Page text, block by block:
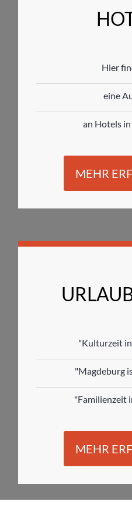
Hier
eine
an Hotels
MEHR
"Kulturzeit
"Magdeburg
"Familienzeit
MEHR